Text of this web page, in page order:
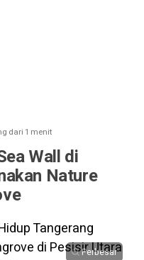
dari 1 menit
Wall di
Nature
Perbesar